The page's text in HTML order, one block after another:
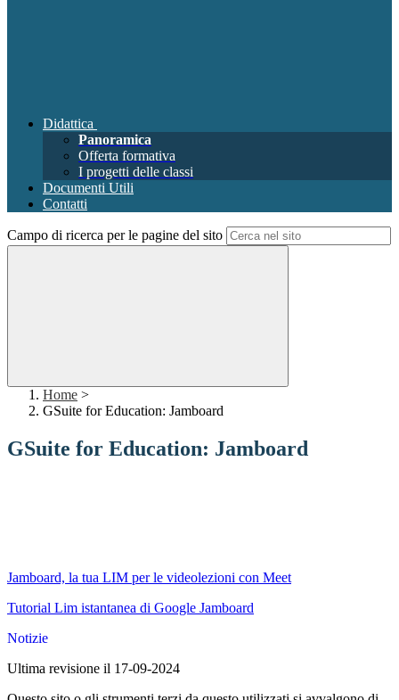
Didattica
Panoramica
Offerta formativa
I progetti delle classi
Documenti Utili
Contatti
Campo di ricerca per le pagine del sito
Home >
GSuite for Education: Jamboard
GSuite for Education: Jamboard
Jamboard, la tua LIM per le videolezioni con Meet
Tutorial Lim istantanea di Google Jamboard
Notizie
Ultima revisione il 17-09-2024